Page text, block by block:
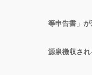
等申告書」が
源泉徴収さ